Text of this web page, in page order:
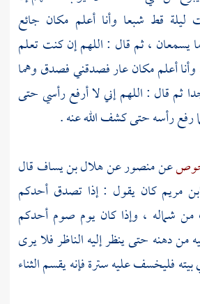
ليلة قط شبعا وأنا أعلم مكان جائع
، ثم قال : اللهم إن كنت تعلم
أعلم مكان عار فصدقني فصدق وهما
ثم قال : اللهم إني لا أرفع رأسي حتى
رأسه حتى كشف الله عنه .
عنمنصورعنهلال بن يسافقال
مريمكان يقول : إذا تصدق أحدكم
من شماله ، وإذا كان يوم صوم أحدكم
دهنه حتى ينظر إليه الناظر فلا يرى
فليخسف عليه سترة فإنه يقسم الثناء